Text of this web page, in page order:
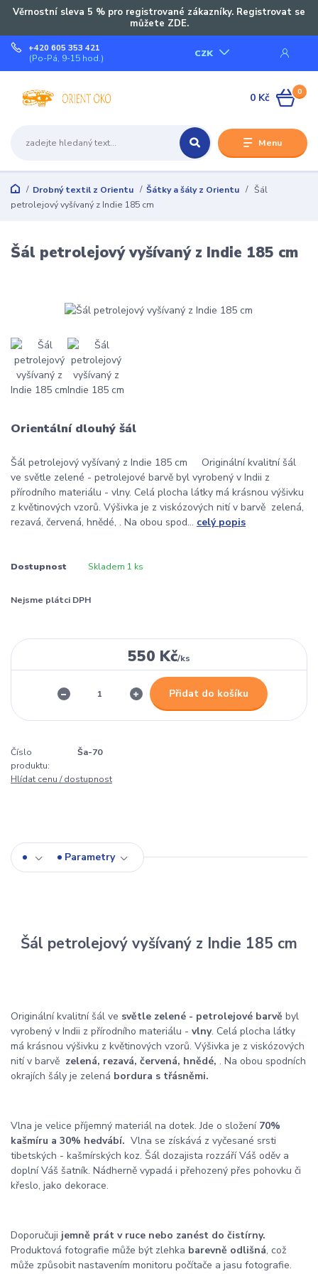
Věrnostní sleva 5 % pro registrované zákazníky. Registrovat se
můžete ZDE.
Menu
CZK
+420 605 353 421
(Po-Pá, 9-15 hod.)
0
0 Kč
Drobný textil z Orientu Šátky a šály z Orientu
Šál
petrolejový vyšívaný z Indie 185 cm
Šál petrolejový vyšívaný z Indie 185 cm
Orientální dlouhý šál
Šál petrolejový vyšívaný z Indie 185 cm Originální kvalitní šál
ve světle zelené - petrolejové barvě byl vyrobený v Indii z
přírodního materiálu - vlny. Celá plocha látky má krásnou výšivku
z květinových vzorů. Výšivka je z viskózových nití v barvě zelená,
rezavá, červená, hnědé, . Na obou spod... celý popis
Dostupnost Skladem 1 ks
Nejsme plátci DPH
550 Kč/ks
Přidat do košíku
Číslo
produktu:
Ša-70
Hlídat cenu / dostupnost
Parametry
Šál petrolejový vyšívaný z Indie 185 cm
Originální kvalitní šál ve světle zelené - petrolejové barvě byl
vyrobený v Indii z přírodního materiálu - vlny. Celá plocha látky
má krásnou výšivku z květinových vzorů. Výšivka je z viskózových
nití v barvě zelená, rezavá, červená, hnědé, . Na obou spodních
okrajích šály je zelená bordura s třásněmi.
Vlna je velice příjemný materiál na dotek. Jde o složení 70%
kašmíru a 30% hedvábí. Vlna se získává z vyčesané srsti
tibetských - kašmírských koz. Šál dozajista rozzáří Váš oděv a
doplní Váš šatník. Nádherně vypadá i přehozený přes pohovku či
křeslo, jako dekorace.
Doporučuji jemně prát v ruce nebo zanést do čistírny.
Produktová fotografie může být zlehka barevně odlišná, což
může způsobit nastavením monitoru počítače a jasu fotografie.